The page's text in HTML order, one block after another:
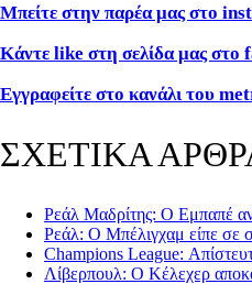
Μπείτε στην παρέα μας στο
Κάντε like στη σελίδα μας στο
Εγγραφείτε στο κανάλι του
ΣΧΕΤΙΚΑ
Ρεάλ Μαδρίτης: Ο Εμπαπέ
Ρεάλ: Ο Μπέλιγχαμ είπε σε
Champions League:
Λίβερπουλ: Ο Κέλεχερ